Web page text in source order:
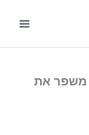
משפר את